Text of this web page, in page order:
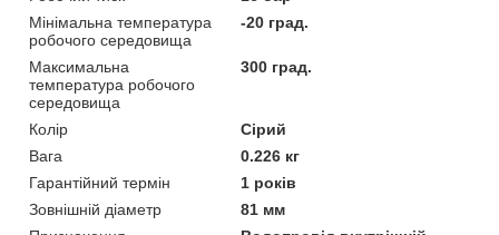
Мінімальна температура
робочого середовища
-20 град.
Максимальна
температура робочого
середовища
300 град.
Колір
Сірий
Вага
0.226 кг
Гарантійний термін
1 років
Зовнішній діаметр
81 мм